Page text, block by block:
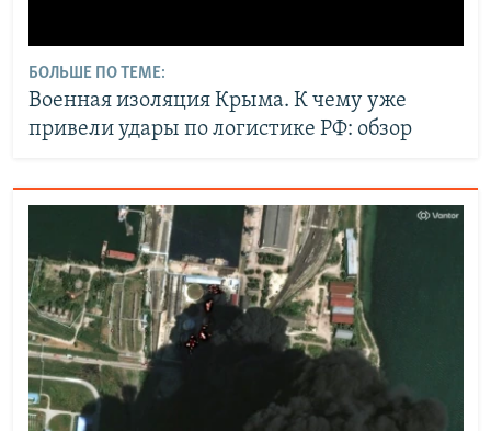
БОЛЬШЕ ПО ТЕМЕ:
Военная изоляция Крыма. К чему уже
привели удары по логистике РФ: обзор